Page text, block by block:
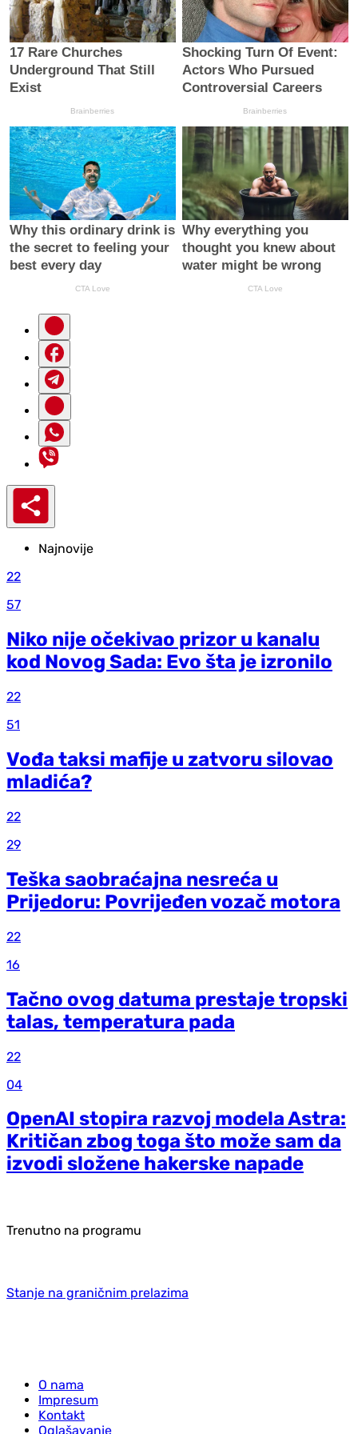
Najnovije
22
57
Niko nije očekivao prizor u kanalu
kod Novog Sada: Evo šta je izronilo
22
51
Vođa taksi mafije u zatvoru silovao
mladića?
22
29
Teška saobraćajna nesreća u
Prijedoru: Povrijeđen vozač motora
22
16
Tačno ovog datuma prestaje tropski
talas, temperatura pada
22
04
OpenAI stopira razvoj modela Astra:
Kritičan zbog toga što može sam da
izvodi složene hakerske napade
Trenutno na programu
Stanje na graničnim prelazima
O nama
Impresum
Kontakt
Oglašavanje